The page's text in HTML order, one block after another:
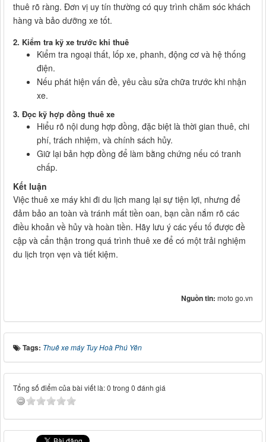
thuê rõ ràng. Đơn vị uy tín thường có quy trình chăm sóc khách
hàng và bảo dưỡng xe tốt.
2. Kiểm tra kỹ xe trước khi thuê
Kiểm tra ngoại thất, lốp xe, phanh, động cơ và hệ thống
điện.
Nếu phát hiện vấn đề, yêu cầu sửa chữa trước khi nhận
xe.
3. Đọc kỹ hợp đồng thuê xe
Hiểu rõ nội dung hợp đồng, đặc biệt là thời gian thuê, chi
phí, trách nhiệm, và chính sách hủy.
Giữ lại bản hợp đồng để làm bằng chứng nếu có tranh
chấp.
Kết luận
Việc thuê xe máy khi đi du lịch mang lại sự tiện lợi, nhưng để
đảm bảo an toàn và tránh mất tiền oan, bạn cần nắm rõ các
điều khoản về hủy và hoàn tiền. Hãy lưu ý các yếu tố được đề
cập và cẩn thận trong quá trình thuê xe để có một trải nghiệm
du lịch trọn vẹn và tiết kiệm.
Nguồn tin: moto go.vn
Tags: Thuê xe máy Tuy Hoà Phú Yên
Tổng số điểm của bài viết là: 0 trong 0 đánh giá